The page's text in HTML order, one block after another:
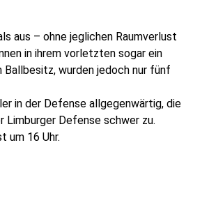
aus – ohne jeglichen Raumverlust
in ihrem vorletzten sogar ein
Ballbesitz, wurden jedoch nur fünf
in der Defense allgegenwärtig, die
Limburger Defense schwer zu.
um 16 Uhr.